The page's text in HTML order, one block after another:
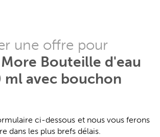
une offre pour
Bouteille d'eau
ml avec bouchon
ci-dessous et nous vous ferons
dans les plus brefs délais.